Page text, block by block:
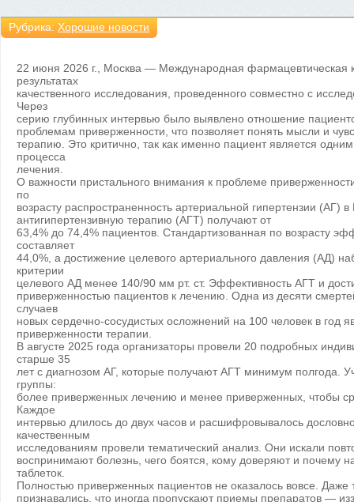
Рубрика: Хорошие новости
22 июня 2026 г., Москва — Международная фармацевтическая
результатах
качественного исследования, проведенного совместно с
Через
серию глубинных интервью было выявлено отношение
проблемам приверженности, что позволяет понять мысли и
терапию. Это критично, так как именно пациент является
процесса
лечения.
О важности пристального внимания к проблеме
по
возрасту распространенность артериальной гипертензии (АГ)
антигипертензивную терапию (АГТ) получают от
63,4% до 74,4% пациентов. Стандартизованная по возрасту
составляет
44,0%, а достижение целевого артериального давления (АД)
критерии
целевого АД менее 140/90 мм рт. ст. Эффективность АГТ и
приверженностью пациентов к лечению. Одна из десяти
случаев
новых сердечно-сосудистых осложнений на 100 человек в год
приверженности терапии.
В августе 2025 года организаторы провели 20 подробных
старше 35
лет с диагнозом АГ, которые получают АГТ минимум полгода.
группы:
более приверженных лечению и менее приверженных, чтобы
Каждое
интервью длилось до двух часов и расшифровывалось
качественным
исследованиям провели тематический анализ. Они искали
воспринимают болезнь, чего боятся, кому доверяют и почему
таблеток.
Полностью приверженных пациентов не оказалось вовсе. Даже
признавались, что иногда пропускают приемы препаратов —